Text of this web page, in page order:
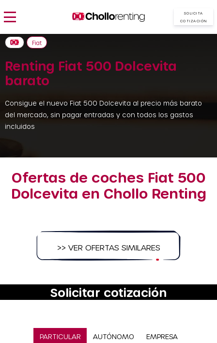
SOLICITA
COTIZACIÓN
Renting Fiat 500 Dolcevita
barato
Consigue el nuevo Fiat 500 Dolcevita al precio más barato
del mercado, sin pagar entradas y con todos los gastos
incluidos
Fiat
Ofertas de coches Fiat 500
Dolcevita en Chollo Renting
>> VER OFERTAS SIMILARES
Solicitar cotización
PARTICULAR AUTÓNOMO EMPRESA